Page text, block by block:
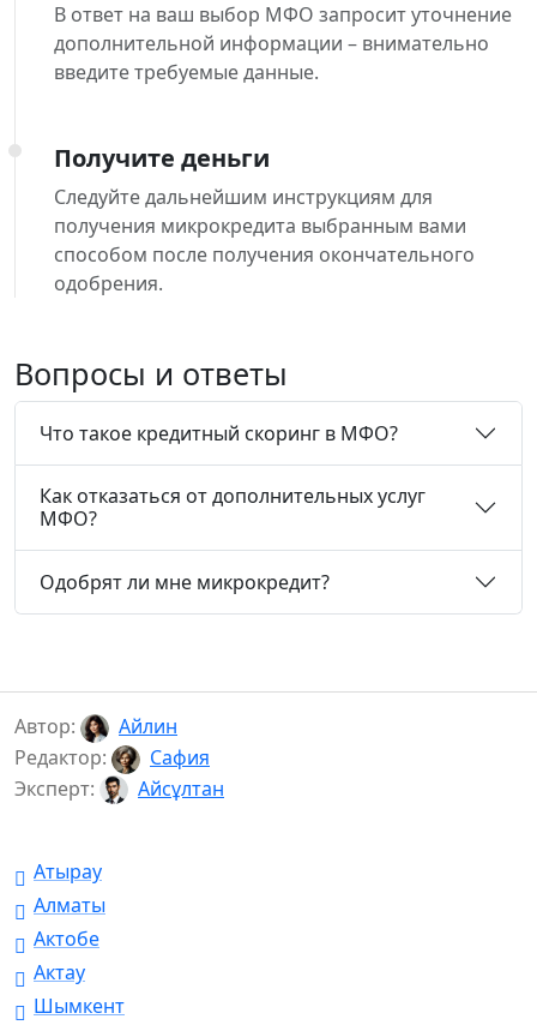
В ответ на ваш выбор МФО запросит уточнение
дополнительной информации – внимательно
введите требуемые данные.
Получите деньги
Следуйте дальнейшим инструкциям для
получения микрокредита выбранным вами
способом после получения окончательного
одобрения.
Вопросы и ответы
Что такое кредитный скоринг в МФО?
Как отказаться от дополнительных услуг
МФО?
Одобрят ли мне микрокредит?
Автор:
Айлин
Редактор:
Сафия
Эксперт:
Айсұлтан
Атырау
Алматы
Актобе
Актау
Шымкент